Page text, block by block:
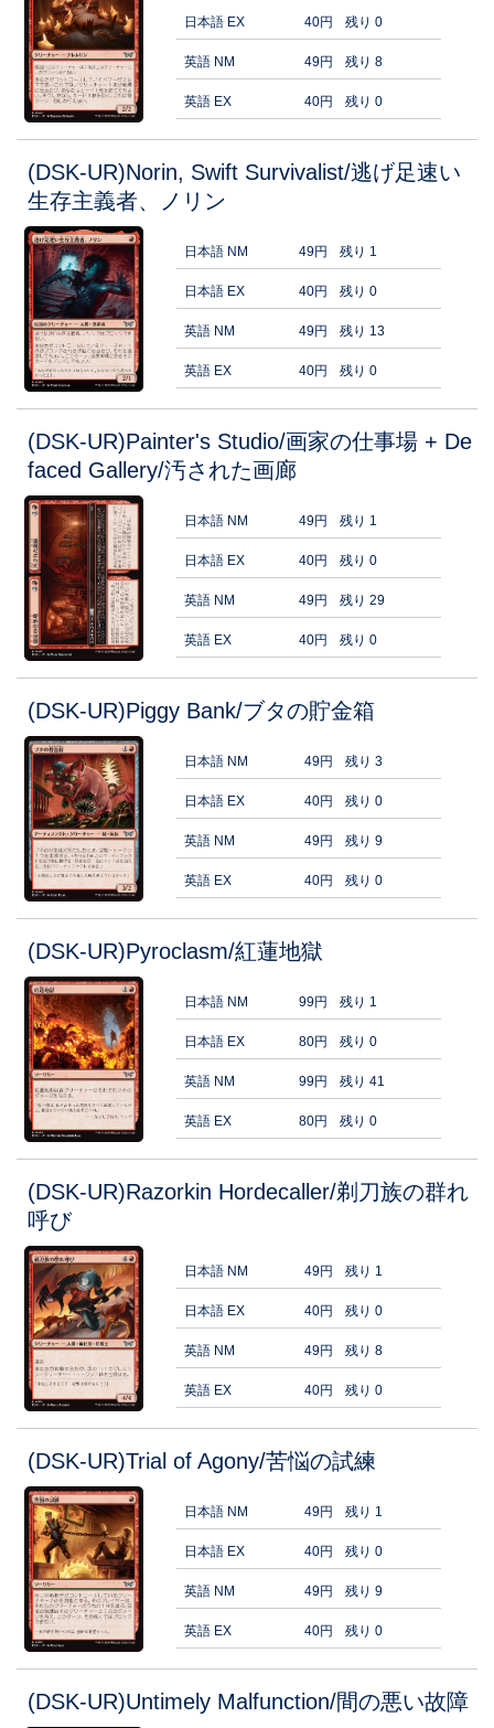
日本語 EX 40円 残り 0
英語 NM 49円 残り 8
英語 EX 40円 残り 0
(DSK-UR)Norin, Swift Survivalist/逃げ足速い
生存主義者、ノリン
日本語 NM 49円 残り 1
日本語 EX 40円 残り 0
英語 NM 49円 残り 13
英語 EX 40円 残り 0
(DSK-UR)Painter's Studio/画家の仕事場 + De
faced Gallery/汚された画廊
日本語 NM 49円 残り 1
日本語 EX 40円 残り 0
英語 NM 49円 残り 29
英語 EX 40円 残り 0
(DSK-UR)Piggy Bank/ブタの貯金箱
日本語 NM 49円 残り 3
日本語 EX 40円 残り 0
英語 NM 49円 残り 9
英語 EX 40円 残り 0
(DSK-UR)Pyroclasm/紅蓮地獄
日本語 NM 99円 残り 1
日本語 EX 80円 残り 0
英語 NM 99円 残り 41
英語 EX 80円 残り 0
(DSK-UR)Razorkin Hordecaller/剃刀族の群れ
呼び
日本語 NM 49円 残り 1
日本語 EX 40円 残り 0
英語 NM 49円 残り 8
英語 EX 40円 残り 0
(DSK-UR)Trial of Agony/苦悩の試練
日本語 NM 49円 残り 1
日本語 EX 40円 残り 0
英語 NM 49円 残り 9
英語 EX 40円 残り 0
(DSK-UR)Untimely Malfunction/間の悪い故障